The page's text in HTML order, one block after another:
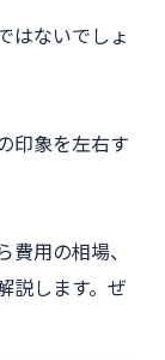
はないでしょ
印象を左右す
用の相場、
説します。ぜ